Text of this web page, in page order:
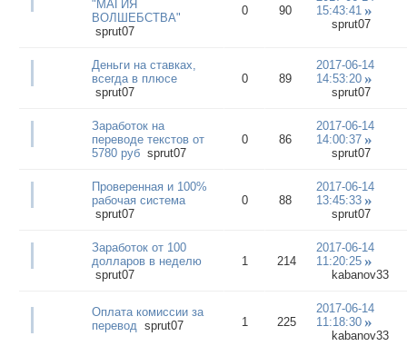
"МАГИЯ
ВОЛШЕБСТВА"
sprut07
0 90
15:43:41
sprut07
Деньги на ставках,
всегда в плюсе
sprut07
0 89
2017-06-14
14:53:20
sprut07
Заработок на
переводе текстов от
5780 руб sprut07
0 86
2017-06-14
14:00:37
sprut07
Проверенная и 100%
рабочая система
sprut07
0 88
2017-06-14
13:45:33
sprut07
Заработок от 100
долларов в неделю
sprut07
1 214
2017-06-14
11:20:25
kabanov33
Оплата комиссии за
перевод sprut07 1 225
2017-06-14
11:18:30
kabanov33